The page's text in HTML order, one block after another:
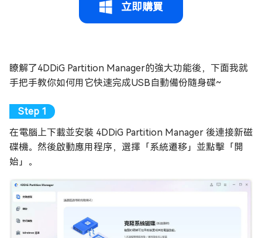
立即購買
瞭解了4DDiG Partition Manager的強大功能後，下面我就
手把手教你如何用它快速完成USB自動備份隨身碟~
在電腦上下載並安裝 4DDiG Partition Manager 後連接新磁
碟機。然後啟動應用程序，選擇「系統遷移」並點擊「開
始」。